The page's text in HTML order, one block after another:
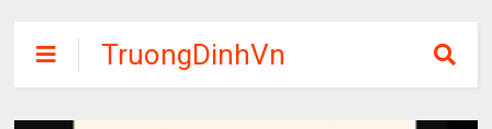
TruongDinhVn
Chia sẽ ebook,